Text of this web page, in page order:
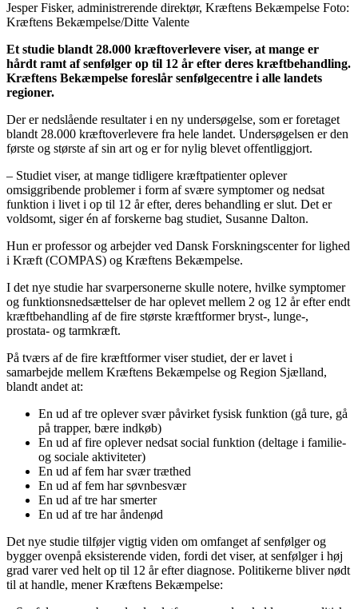
Jesper Fisker, administrerende direktør, Kræftens Bekæmpelse Foto:
Kræftens Bekæmpelse/Ditte Valente
Et studie blandt 28.000 kræftoverlevere viser, at mange er
hårdt ramt af senfølger op til 12 år efter deres kræftbehandling.
Kræftens Bekæmpelse foreslår senfølgecentre i alle landets
regioner.
Der er nedslående resultater i en ny undersøgelse, som er foretaget
blandt 28.000 kræftoverlevere fra hele landet. Undersøgelsen er den
første og største af sin art og er for nylig blevet offentliggjort.
– Studiet viser, at mange tidligere kræftpatienter oplever
omsiggribende problemer i form af svære symptomer og nedsat
funktion i livet i op til 12 år efter, deres behandling er slut. Det er
voldsomt, siger én af forskerne bag studiet, Susanne Dalton.
Hun er professor og arbejder ved Dansk Forskningscenter for lighed
i Kræft (COMPAS) og Kræftens Bekæmpelse.
I det nye studie har svarpersonerne skulle notere, hvilke symptomer
og funktionsnedsættelser de har oplevet mellem 2 og 12 år efter endt
kræftbehandling af de fire største kræftformer bryst-, lunge-,
prostata- og tarmkræft.
På tværs af de fire kræftformer viser studiet, der er lavet i
samarbejde mellem Kræftens Bekæmpelse og Region Sjælland,
blandt andet at:
En ud af tre oplever svær påvirket fysisk funktion (gå ture, gå
på trapper, bære indkøb)
En ud af fire oplever nedsat social funktion (deltage i familie-
og sociale aktiviteter)
En ud af fem har svær træthed
En ud af fem har søvnbesvær
En ud af tre har smerter
En ud af tre har åndenød
Det nye studie tilføjer vigtig viden om omfanget af senfølger og
bygger ovenpå eksisterende viden, fordi det viser, at senfølger i høj
grad varer ved helt op til 12 år efter diagnose. Politikerne bliver nødt
til at handle, mener Kræftens Bekæmpelse: